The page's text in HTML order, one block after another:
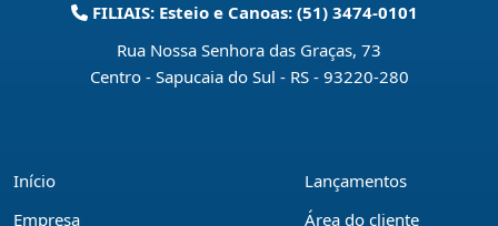
FILIAIS: Esteio e Canoas: (51) 3474-0101
Rua Nossa Senhora das Graças, 73
Centro - Sapucaia do Sul - RS - 93220-280
Início
Empresa
Lançamentos
Área do cliente